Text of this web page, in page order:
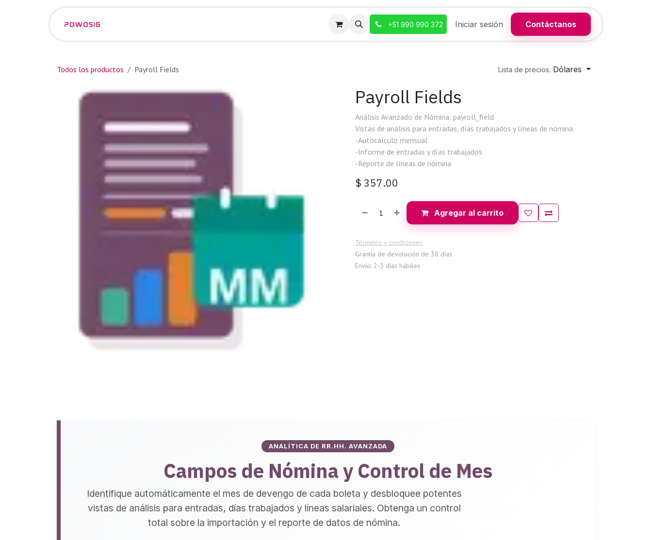
+51 990 990 372 Iniciar sesión Contáctanos
Todos los productos Payroll Fields Lista de precios: Dólares
Payroll Fields
Análisis Avanzado de Nómina: payroll_field
Vistas de análisis para entradas, días trabajados y líneas de nómina.
-Autocálculo mensual
-Informe de entradas y días trabajados
-Reporte de líneas de nómina
$ 357.00
Agregar al carrito
Términos y condiciones
Grantía de devolución de 30 días
Envío: 2-3 días hábiles
ANALÍTICA DE RR.HH. AVANZADA
Campos de Nómina y Control de Mes
Identifique automáticamente el mes de devengo de cada boleta y desbloquee potentes
vistas de análisis para entradas, días trabajados y líneas salariales. Obtenga un control
total sobre la importación y el reporte de datos de nómina.